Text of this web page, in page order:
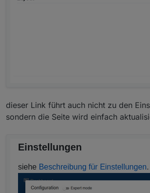
dieser Link führt auch nicht zu den
sondern die Seite wird einfach